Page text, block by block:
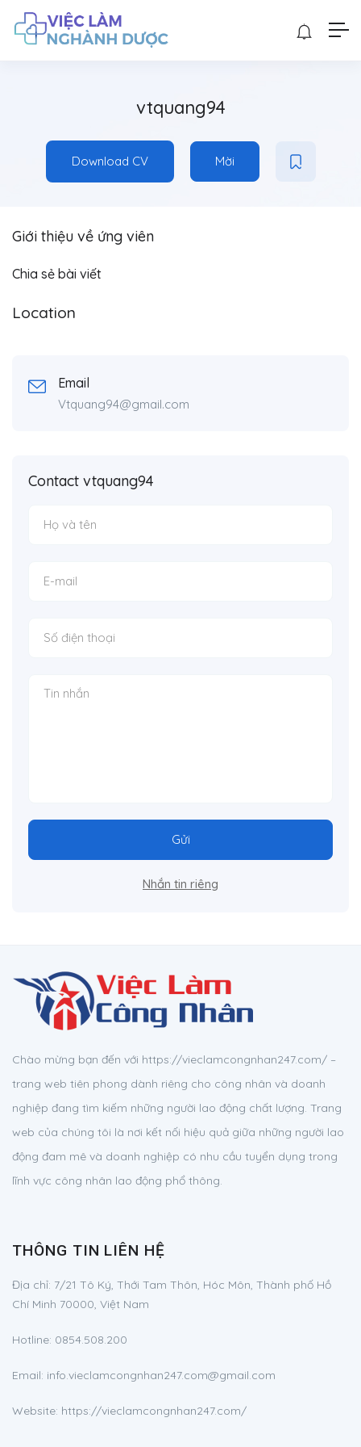
vtquang94
Download CV Mời
Giới thiệu về ứng viên
Chia sẻ bài viết
Location
Email
Vtquang94@gmail.com
Contact vtquang94
Gửi
Nhắn tin riêng
Chào mừng bạn đến với https://vieclamcongnhan247.com/ –
trang web tiên phong dành riêng cho công nhân và doanh
nghiệp đang tìm kiếm những người lao động chất lượng. Trang
web của chúng tôi là nơi kết nối hiệu quả giữa những người lao
động đam mê và doanh nghiệp có nhu cầu tuyển dụng trong
lĩnh vực công nhân lao động phổ thông.
THÔNG TIN LIÊN HỆ
Địa chỉ: 7/21 Tô Ký, Thới Tam Thôn, Hóc Môn, Thành phố Hồ
Chí Minh 70000, Việt Nam
Hotline: 0854.508.200
Email: info.vieclamcongnhan247.com@gmail.com
Website: https://vieclamcongnhan247.com/